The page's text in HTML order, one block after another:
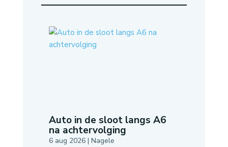
Auto in de sloot langs A6
na achtervolging
6 aug 2026| Nagele